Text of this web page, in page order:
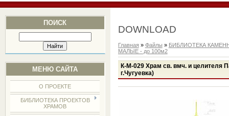
ПОИСК
МЕНЮ САЙТА
О ПРОЕКТЕ
БИБЛИОТЕКА ПРОЕКТОВ
ХРАМОВ
DOWNLOAD
Главная » Файлы » БИБЛИОТЕКА
МАЛЫЕ - до 100м2
К-М-029 Храм св. вмч. и целителя
г.Чугуевка)